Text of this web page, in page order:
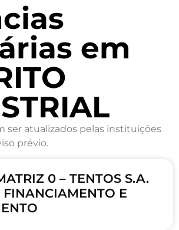
em
ser atualizados pelas instituições
prévio.
0 – TENTOS S.A.
FINANCIAMENTO E